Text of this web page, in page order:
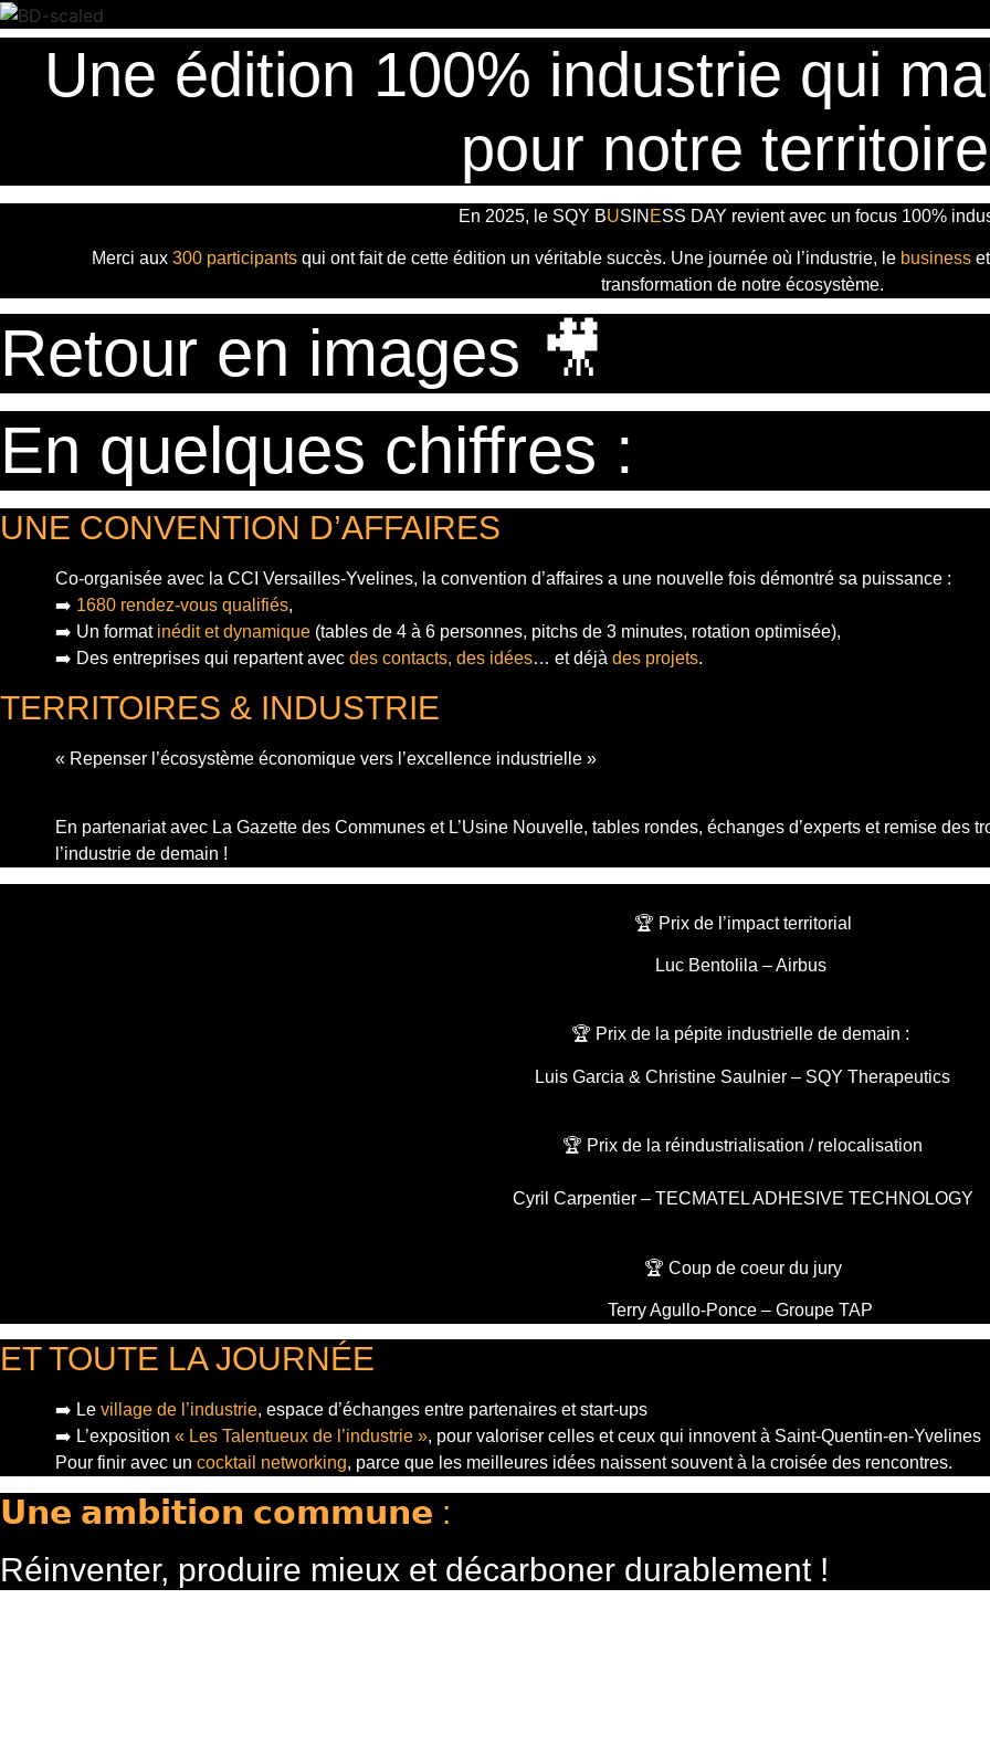
Passer
au
Une édition 100% industrie qui
pour notre
En 2025, le SQY BUSIN ESS DAY revient avec un focus 100%
Merci aux 300 participants qui ont fait de cette édition un véritable succès. Une journée où l’industrie, le business et
transformation de notre écosystème.
Retour en images 🎥
En quelques chiffres :
UNE CONVENTION D’AFFAIRES
Co-organisée avec la CCI Versailles-Yvelines, la convention d’affaires a une nouvelle fois démontré sa puissance :
➡️ 1680 rendez-vous qualifiés,
➡️ Un format inédit et dynamique (tables de 4 à 6 personnes, pitchs de 3 minutes, rotation optimisée),
➡️ Des entreprises qui repartent avec des contacts, des idées… et déjà des projets.
TERRITOIRES & INDUSTRIE
« Repenser l’écosystème économique vers l’excellence industrielle »
En partenariat avec La Gazette des Communes et L’Usine Nouvelle, tables rondes, échanges d’experts et remise des
l’industrie de demain !
🏆 Prix de l’impact territorial
Luc Bentolila – Airbus
🏆 Prix de la pépite industrielle de demain :
Luis Garcia & Christine Saulnier – SQY Therapeutics
🏆 Prix de la réindustrialisation / relocalisation
Cyril Carpentier – TECMATEL ADHESIVE TECHNOLOGY
🏆 Coup de coeur du jury
Terry Agullo-Ponce – Groupe TAP
ET TOUTE LA JOURNÉE
➡️ Le village de l’industrie, espace d’échanges entre partenaires et start-ups
➡️ L’exposition « Les Talentueux de l’industrie », pour valoriser celles et ceux qui innovent à Saint-Quentin-en-Yvelines
Pour finir avec un cocktail networking, parce que les meilleures idées naissent souvent à la croisée des rencontres.
𝗨𝗻𝗲 𝗮𝗺𝗯𝗶𝘁𝗶𝗼𝗻 𝗰𝗼𝗺𝗺𝘂𝗻𝗲 :
Réinventer, produire mieux et décarboner durablement !